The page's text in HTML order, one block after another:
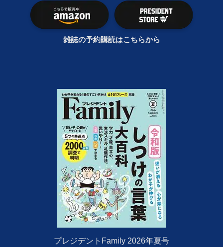
雑誌の予約購読はこちらから
プレジデントFamily 2026年夏号